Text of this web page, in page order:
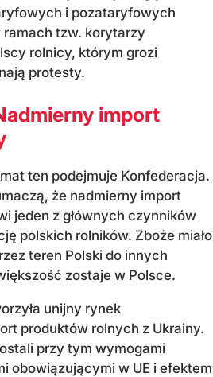
i pozataryfowych
ramach tzw. korytarzy
rolnicy, którym grozi
protesty.
import
ten podejmuje Konfederacja.
że nadmierny import
jeden z głównych czynników
polskich rolników. Zboże miało
teren Polski do innych
zostaje w Polsce.
unijny rynek
produktów rolnych z Ukrainy.
przy tym wymogami
obowiązującymi w UE i efektem